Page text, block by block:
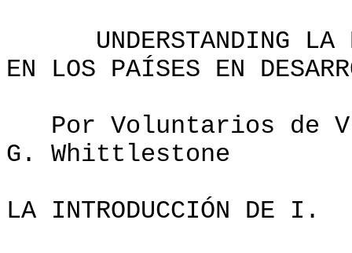
UNDERSTANDING LA
EN LOS PAÍSES EN
Por Voluntarios de
G. Whittlestone
LA INTRODUCCIÓN DE I.